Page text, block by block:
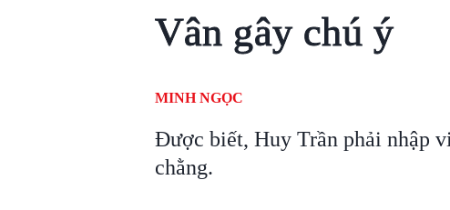
Vân gây chú ý
MINH NGỌC
Được biết, Huy Trần phải nhập
chằng.